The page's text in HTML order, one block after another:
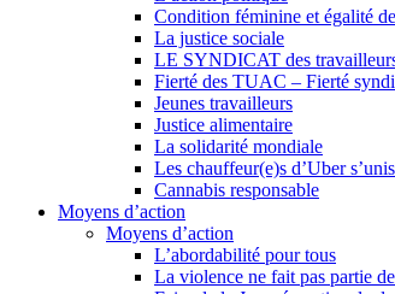
Condition féminine et égalité
La justice sociale
LE SYNDICAT des
Fierté des TUAC – Fierté
Jeunes travailleurs
Justice alimentaire
La solidarité mondiale
Les chauffeur(e)s d’Uber
Cannabis responsable
Moyens d’action
Moyens d’action
L’abordabilité pour tous
La violence ne fait pas partie